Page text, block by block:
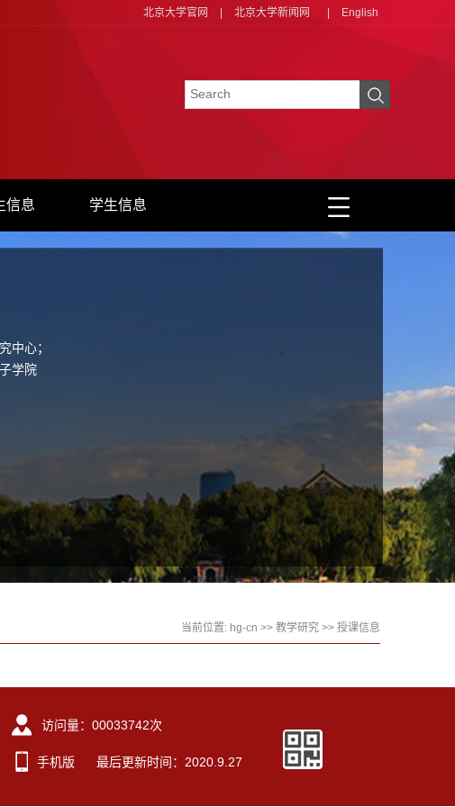
北京大学官网 北京大学新闻网 English
信息 学生信息
中心；
学院
当前位置: hg-cn >> 教学研究 >> 授课信息
访问量： 00033742次
手机版 最后更新时间： 2020 9 27